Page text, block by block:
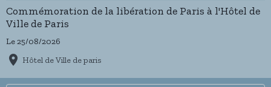
Commémoration de la libération de Paris à l'Hôtel de
Ville de Paris
Le 25/08/2026
Hôtel de Ville de paris